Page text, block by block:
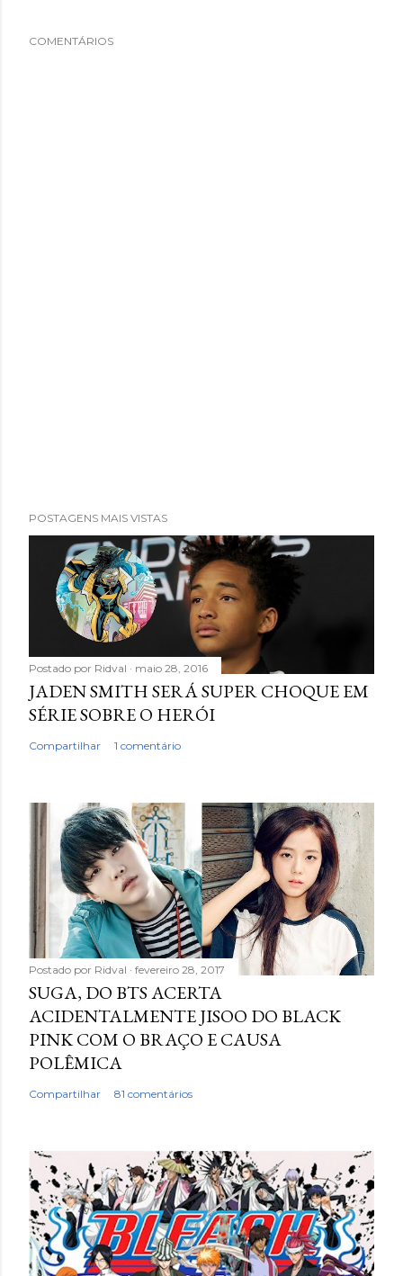
COMENTÁRIOS
POSTAGENS MAIS VISTAS
Postado por Ridval maio 28, 2016
JADEN SMITH SERÁ SUPER CHOQUE EM
SÉRIE SOBRE O HERÓI
Compartilhar 1 comentário
Postado por Ridval fevereiro 28, 2017
SUGA, DO BTS ACERTA
ACIDENTALMENTE JISOO DO BLACK
PINK COM O BRAÇO E CAUSA
POLÊMICA
Compartilhar 81 comentários